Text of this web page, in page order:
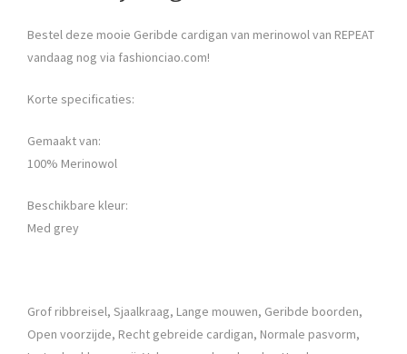
Bestel deze mooie Geribde cardigan van merinowol van REPEAT
vandaag nog via fashionciao.com!
Korte specificaties:
Gemaakt van:
100% Merinowol
Beschikbare kleur:
Med grey
Grof ribbreisel, Sjaalkraag, Lange mouwen, Geribde boorden,
Open voorzijde, Recht gebreide cardigan, Normale pasvorm,